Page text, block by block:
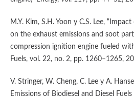
M.Y. Kim, S.H. Yoon y C.S. Lee,
on the exhaust emissions and soot
compression ignition engine fueled
Fuels, vol. 22, no. 2, pp. 1260–1265,
V. Stringer, W. Cheng, C. Lee y A.
Emissions of Biodiesel and Diesel